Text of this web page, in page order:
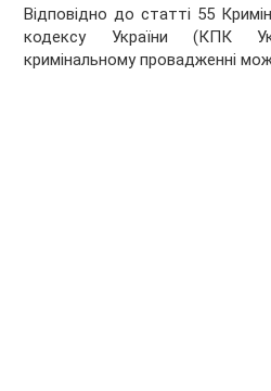
Відповідно до статті 55
кодексу України (КПК
кримінальному провадженні